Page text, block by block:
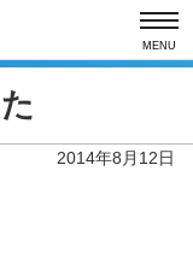
MENU
2014年8月12日